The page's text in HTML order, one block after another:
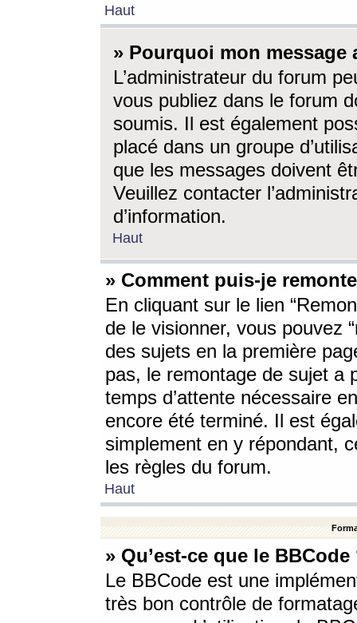
Haut
» Pourquoi mon message
L’administrateur du forum
vous publiez dans le forum
soumis. Il est également
placé dans un groupe
que les messages doivent
Veuillez contacter
d’information.
Haut
» Comment puis-je
En cliquant sur le lien
de le visionner, vous pouvez
des sujets en la première
pas, le remontage de sujet a
temps d’attente nécessaire
encore été terminé. Il est
simplement en y répondant,
les règles du forum.
Haut
» Qu’est-ce que le BBCode
Le BBCode est une
très bon contrôle de